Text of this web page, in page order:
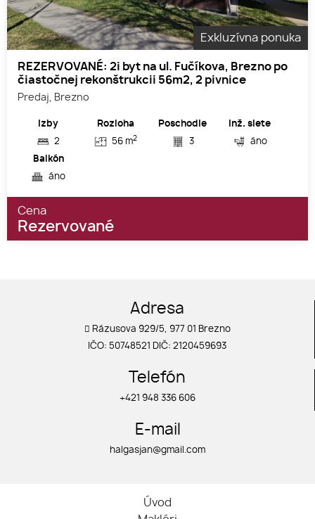
Exkluzívna ponuka
REZERVOVANÉ: 2i byt na ul. Fučíkova, Brezno po
čiastočnej rekonštrukcii 56m2, 2 pivnice
Predaj, Brezno
Izby
2
Rozloha
56 m2
Poschodie
3
Inž. siete
áno
Balkón
áno
Cena
Rezervované
Adresa
Rázusova 929/5, 977 01 Brezno
IČO: 50748521 DIČ: 2120459693
Telefón
+421 948 336 606
E-mail
halgasjan@gmail.com
Úvod